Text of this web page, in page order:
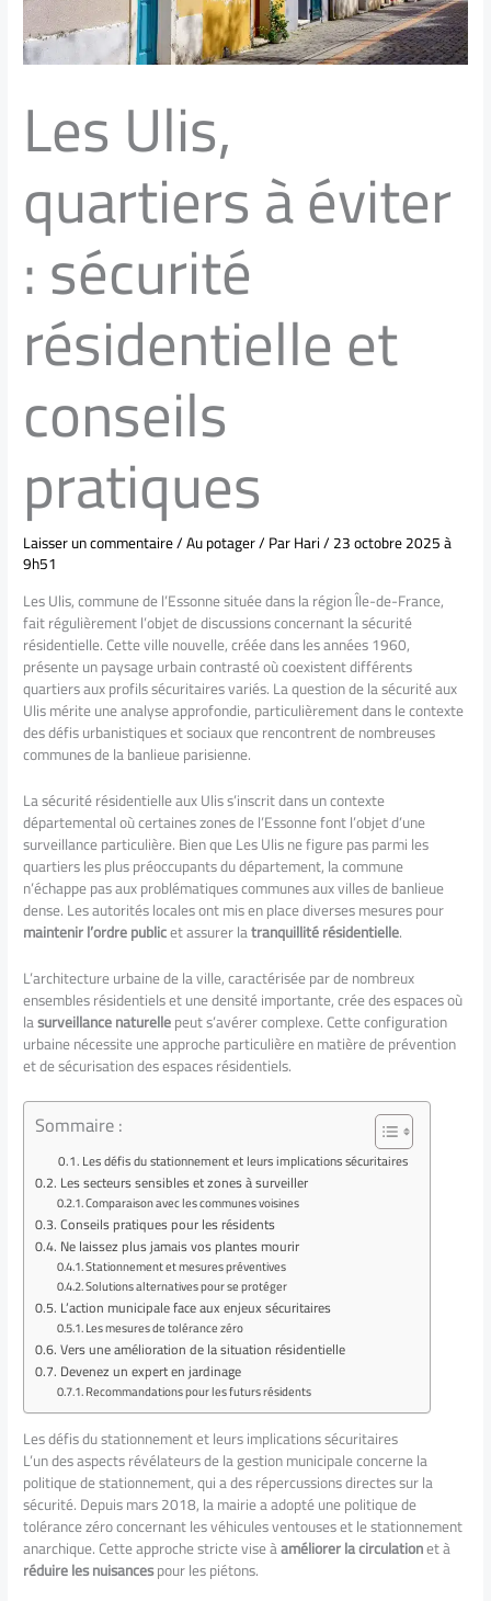
Les Ulis,
quartiers à éviter
: sécurité
résidentielle et
conseils
pratiques
Laisser un commentaire/Au potager/ ParHari/23 octobre 2025 à
9h51
Les Ulis, commune de l’Essonne située dans la région Île-de-France,
fait régulièrement l’objet de discussions concernant la sécurité
résidentielle. Cette ville nouvelle, créée dans les années 1960,
présente un paysage urbain contrasté où coexistent différents
quartiers aux profils sécuritaires variés. La question de la sécurité aux
Ulis mérite une analyse approfondie, particulièrement dans le contexte
des défis urbanistiques et sociaux que rencontrent de nombreuses
communes de la banlieue parisienne.
La sécurité résidentielle aux Ulis s’inscrit dans un contexte
départemental où certaines zones de l’Essonne font l’objet d’une
surveillance particulière. Bien que Les Ulis ne figure pas parmi les
quartiers les plus préoccupants du département, la commune
n’échappe pas aux problématiques communes aux villes de banlieue
dense. Les autorités locales ont mis en place diverses mesures pour
maintenir l’ordre publicet assurer latranquillité résidentielle.
L’architecture urbaine de la ville, caractérisée par de nombreux
ensembles résidentiels et une densité importante, crée des espaces où
lasurveillance naturellepeut s’avérer complexe. Cette configuration
urbaine nécessite une approche particulière en matière de prévention
et de sécurisation des espaces résidentiels.
Sommaire :
Les défis du stationnement et leurs implications sécuritaires
Les secteurs sensibles et zones à surveiller
Comparaison avec les communes voisines
Conseils pratiques pour les résidents
Ne laissez plus jamais vos plantes mourir
Stationnement et mesures préventives
Solutions alternatives pour se protéger
L’action municipale face aux enjeux sécuritaires
Les mesures de tolérance zéro
Vers une amélioration de la situation résidentielle
Devenez un expert en jardinage
Recommandations pour les futurs résidents
Les défis du stationnement et leurs implications sécuritaires
L’un des aspects révélateurs de la gestion municipale concerne la
politique de stationnement, qui a des répercussions directes sur la
sécurité. Depuis mars 2018, la mairie a adopté une politique de
tolérance zéro concernant les véhicules ventouses et le stationnement
anarchique. Cette approche stricte vise àaméliorer la circulationet à
réduire les nuisancespour les piétons.